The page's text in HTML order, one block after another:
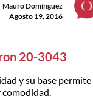
Mauro Domínguez
Agosto 19, 2016
20-3043
y su base permite
comodidad.